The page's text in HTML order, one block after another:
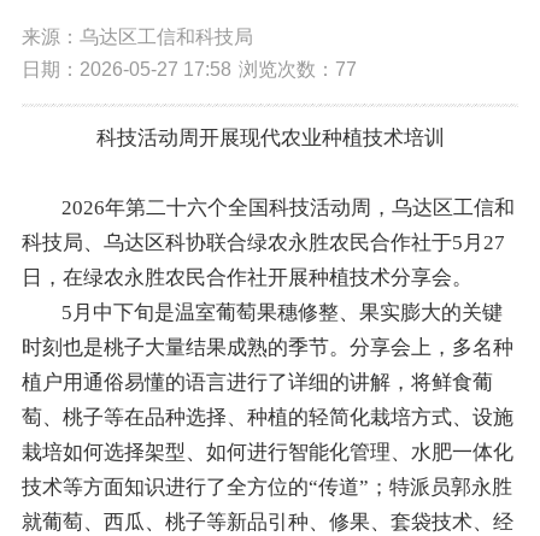
来源：乌达区工信和科技局
日期：2026-05-27 17:58 浏览次数： 77
科技活动周开展现代农业种植技术培训
2026年第二十六个全国科技活动周，乌达区工信和
科技局、 乌达区科协联合绿农永胜农民合作社于5月 27
日， 在绿农永胜农民合作社开展种植技术分享会。
5月中下旬是温室葡萄果穗修整、果实膨大的关键
时刻 也是桃子大量结果成熟的季节。 分享会上，多名种
植户用通俗易懂的语言进行了详细的讲解，将鲜食葡
萄、桃子等在品种选择、种植的轻简化栽培方式、设施
栽培如何选择架型、如何进行智能化管理、水肥一体化
技术等方面知识进行了全方位的“传道”；特派员郭永胜
就葡萄、西瓜、桃子等新品引种、修果、套袋技术、经